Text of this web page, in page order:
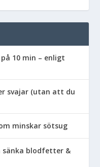
10 min – enligt
svajar (utan att du
minskar sötsug
sänka blodfetter &